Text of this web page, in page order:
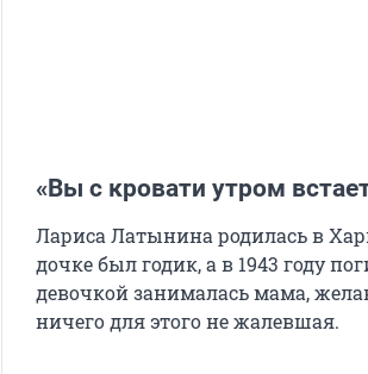
«Вы с кровати утром
Лариса Латынина родилась в
дочке был годик, а в 1943 году
девочкой занималась мама,
ничего для этого не жалевшая.